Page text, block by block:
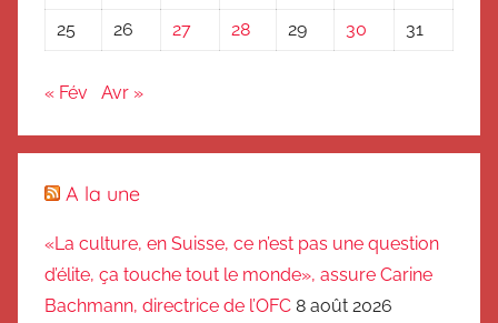
25
26 27 28 29 30 31
« Fév Avr »
A la une
«La culture, en Suisse, ce n’est pas une question
d’élite, ça touche tout le monde», assure Carine
Bachmann, directrice de l’OFC 8 août 2026